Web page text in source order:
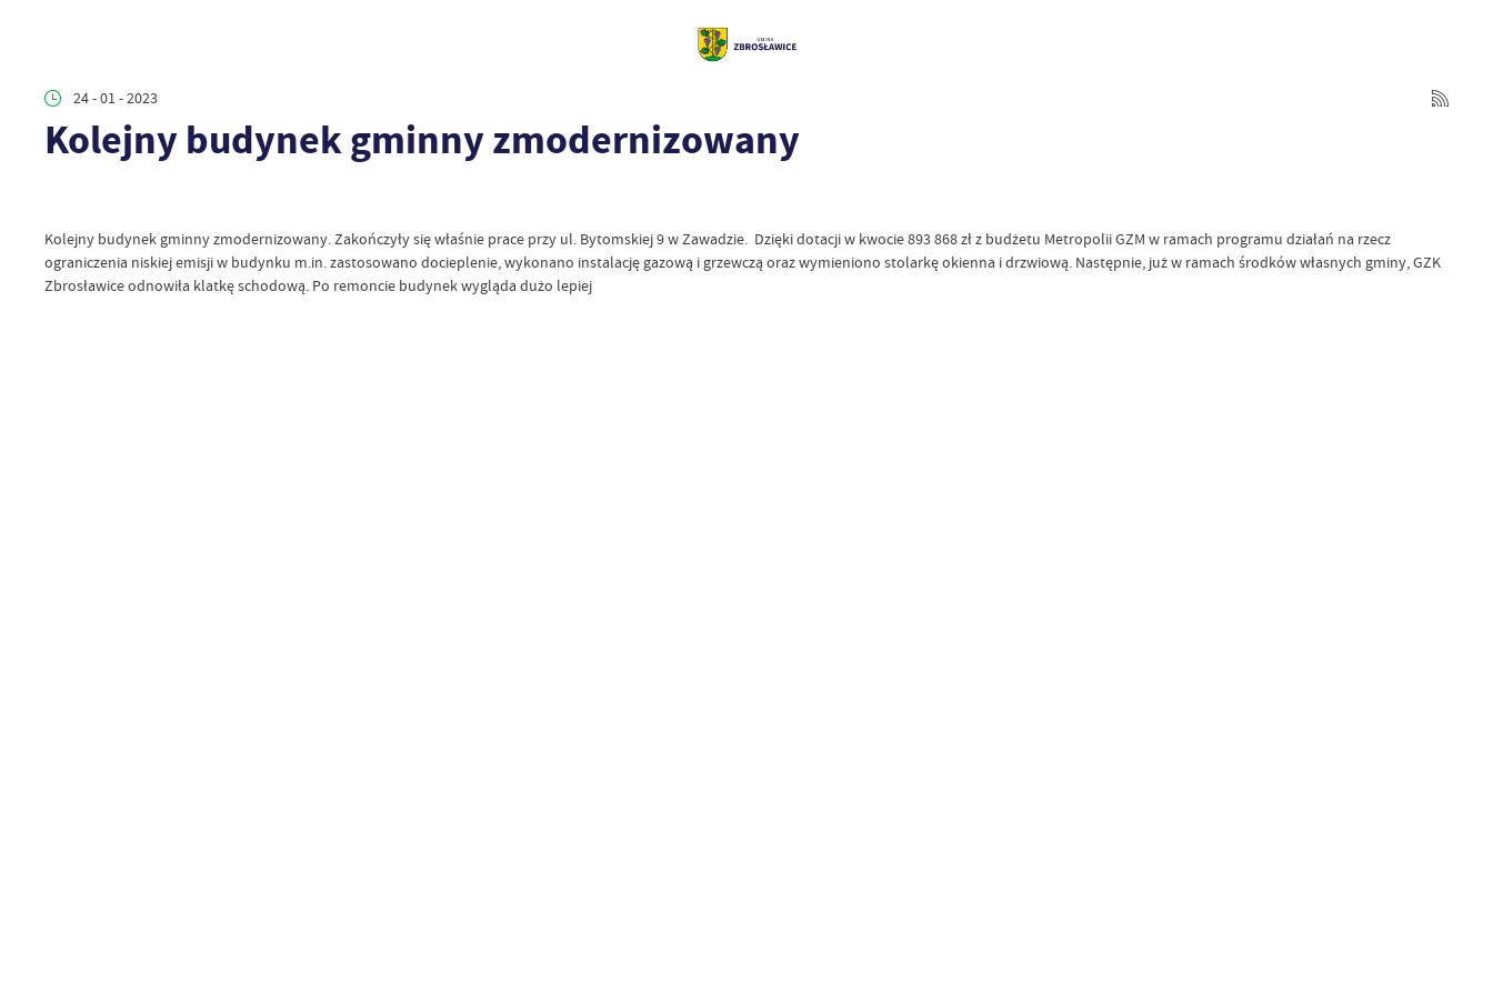
24 - 01 - 2023
Kolejny budynek gminny zmodernizowany
Kolejny budynek gminny zmodernizowany. Zakończyły się właśnie prace przy ul. Bytomskiej 9 w Zawadzie. Dzięki dotacji w kwocie 893 868 zł z budżetu Metropolii GZM w ramach programu działań na rzecz
ograniczenia niskiej emisji w budynku m.in. zastosowano docieplenie, wykonano instalację gazową i grzewczą oraz wymieniono stolarkę okienna i drzwiową. Następnie, już w ramach środków własnych gminy, GZK
Zbrosławice odnowiła klatkę schodową. Po remoncie budynek wygląda dużo lepiej